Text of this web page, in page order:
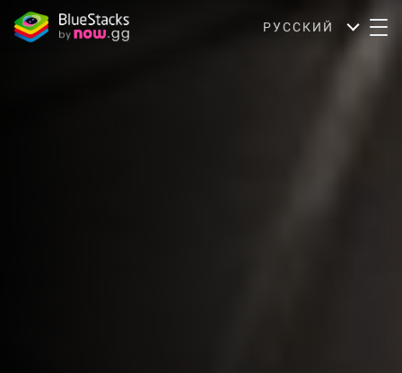
РУССКИЙ